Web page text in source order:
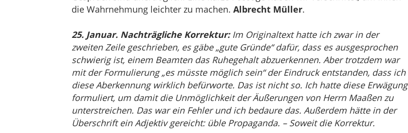
die Wahrnehmung leichter zu machen. Albrecht Müller.
25. Januar. Nachträgliche Korrektur:Im Originaltext hatte ich zwar in der
zweiten Zeile geschrieben, es gäbe „gute Gründe“ dafür, dass es ausgesprochen
schwierig ist, einem Beamten das Ruhegehalt abzuerkennen. Aber trotzdem war
mit der Formulierung „es müsste möglich sein“ der Eindruck entstanden, dass ich
diese Aberkennung wirklich befürworte. Das ist nicht so. Ich hatte diese Erwägung
formuliert, um damit die Unmöglichkeit der Äußerungen von Herrn Maaßen zu
unterstreichen. Das war ein Fehler und ich bedaure das. Außerdem hätte in der
Überschrift ein Adjektiv gereicht: üble Propaganda. – Soweit die Korrektur.